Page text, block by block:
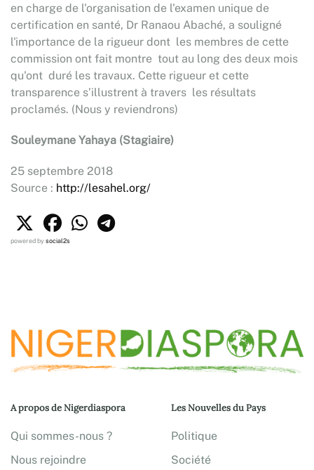
en charge de l'organisation de l'examen unique de
certification en santé, Dr Ranaou Abaché, a souligné
l'importance de la rigueur dont les membres de cette
commission ont fait montre tout au long des deux mois
qu'ont duré les travaux. Cette rigueur et cette
transparence s’illustrent à travers les résultats
proclamés. (Nous y reviendrons)
Souleymane Yahaya (Stagiaire)
25 septembre 2018
Source : http://lesahel.org/
powered bysocial2s
A propos de Nigerdiaspora
Qui sommes-nous ?
Nous rejoindre
Les Nouvelles du Pays
Politique
Société